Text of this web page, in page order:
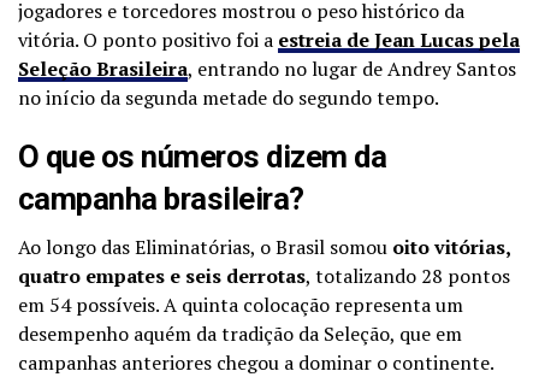
jogadores e torcedores mostrou o peso histórico da
vitória. O ponto positivo foi a estreia de Jean Lucas pela
Seleção Brasileira, entrando no lugar de Andrey Santos
no início da segunda metade do segundo tempo.
O que os números dizem da
campanha brasileira?
Ao longo das Eliminatórias, o Brasil somou oito vitórias,
quatro empates e seis derrotas, totalizando 28 pontos
em 54 possíveis. A quinta colocação representa um
desempenho aquém da tradição da Seleção, que em
campanhas anteriores chegou a dominar o continente.